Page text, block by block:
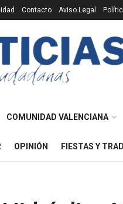
Contacto Aviso Legal
COMUNIDAD VALENCIANA
OPINIÓN FIESTAS Y